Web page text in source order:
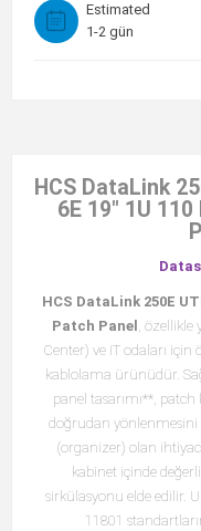
Estimated
1-2 gün
HCS DataLink
6E 19" 1U 110
HCS DataLink 250E
Patch Panel , özellikle
Center) ve IT odaları için
kablolama ürünüdür.
panel tasarımı**,
doğrudan yönlenmesini
(organizer) olan
kabinet içinde
sirkülasyonu elde edilir.
11801